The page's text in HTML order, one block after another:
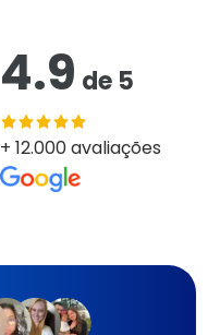
4.9 de 5
+ 12.000 avaliações